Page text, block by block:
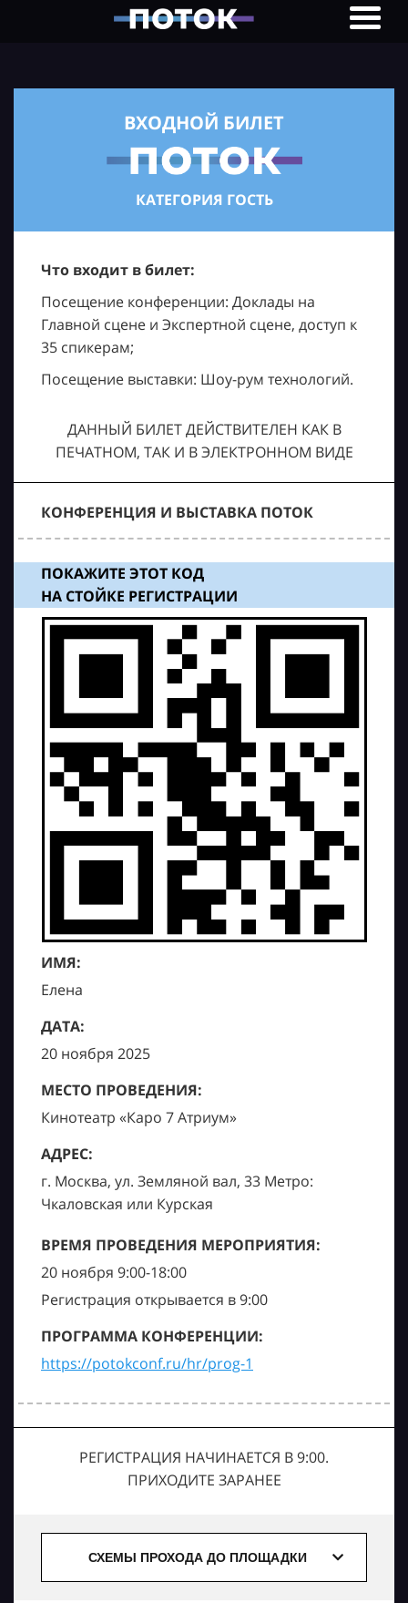
ВХОДНОЙ БИЛЕТ
КАТЕГОРИЯ ГОСТЬ
Что входит в билет:
Посещение конференции: Доклады на
Главной сцене и Экспертной сцене, доступ к
35 спикерам;
Посещение выставки: Шоу-рум технологий.
ДАННЫЙ БИЛЕТ ДЕЙСТВИТЕЛЕН КАК В
ПЕЧАТНОМ, ТАК И В ЭЛЕКТРОННОМ ВИДЕ
КОНФЕРЕНЦИЯ И ВЫСТАВКА ПОТОК
ПОКАЖИТЕ ЭТОТ КОД
НА СТОЙКЕ РЕГИСТРАЦИИ
ИМЯ:
Елена
ДАТА:
20 ноября 2025
МЕСТО ПРОВЕДЕНИЯ:
Кинотеатр «Каро 7 Атриум»
АДРЕС:
г. Москва, ул. Земляной вал, 33 Метро:
Чкаловская или Курская
ВРЕМЯ ПРОВЕДЕНИЯ МЕРОПРИЯТИЯ:
20 ноября 9:00-18:00
Регистрация открывается в 9:00
ПРОГРАММА КОНФЕРЕНЦИИ:
https://potokconf.ru/hr/prog-1
РЕГИСТРАЦИЯ НАЧИНАЕТСЯ В 9:00.
ПРИХОДИТЕ ЗАРАНЕЕ
СХЕМЫ ПРОХОДА ДО ПЛОЩАДКИ